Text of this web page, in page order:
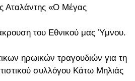
Αταλάντης «Ο Μέγας
του Εθνικού μας Ύμνου.
ηρωικών τραγουδιών για τη
συλλόγου Κάτω Μηλιάς